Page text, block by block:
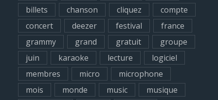
billets
chanson cliquez
compte
concert
deezer festival
france
grammy
grand gratuit
groupe
juin
karaoke lecture
logiciel
membres
micro
microphone
mois
monde music
musique